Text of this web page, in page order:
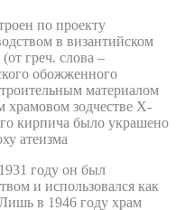
по проекту
в византийском
греч. слова –
обожженного
материалом
храмовом зодчестве X-
кирпича было украшено
атеизма
году он был
и использовался как
в 1946 году храм